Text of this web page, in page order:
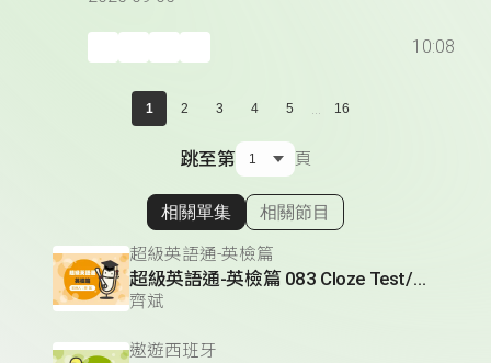
10:08
1 2 3 4 5 ... 16
跳至第 頁
顯示相關單集
相關單集 相關節目
超級英語通-英檢篇
超級英語通-英檢篇 083 Cloze Test/段落填空-13
齊斌
遨遊西班牙